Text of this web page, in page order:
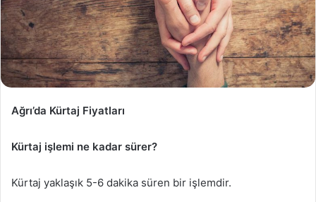
Ağrı’da Kürtaj Fiyatları
Kürtaj işlemi ne kadar sürer?
Kürtaj yaklaşık 5-6 dakika süren bir işlemdir.